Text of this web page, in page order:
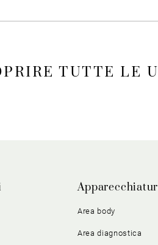
TUTTE LE
Area body
Area diagnostica